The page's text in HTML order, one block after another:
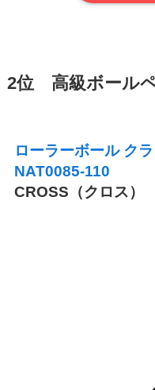
2位 高級ボール
ローラーボール ク
NAT0085-110
CROSS（クロス）